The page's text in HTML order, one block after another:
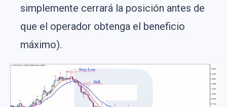
simplemente cerrará la posición antes de
que el operador obtenga el beneficio
máximo).